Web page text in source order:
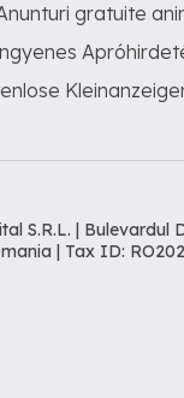
gratuite
S.R.L. | Bulevardul
| Tax ID: